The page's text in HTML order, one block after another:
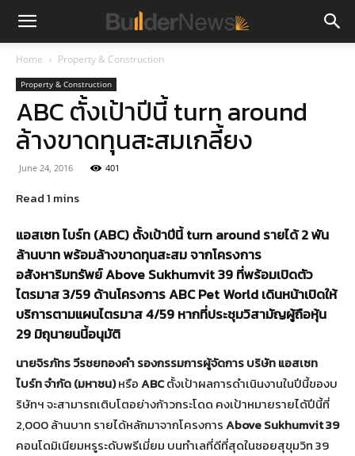
Home Property & Construction
Property & Construction
ABC ตั้งเป้าปีนี้ turn around
ล้างขาดทุนสะสมเกลี้ยง
June 24, 2016 401
แอสเซท ไบร์ท (ABC) ตั้งเป้าปีนี้ turn around รายได้ 2 พัน
ล้านบาท พร้อมล้างขาดทุนสะสม จากโครงการ
อสังหาริมทรัพย์ Above Sukhumvit 39 ที่พร้อมเปิดตัว
ไตรมาส 3/59 ด้านโครงการ ABC Pet World เดินหน้าเปิดให้
บริการตามแผนไตรมาส 4/59 หากที่ประชุมวิสามัญผู้ถือหุ้น
29 มิถุนายนนี้อนุมัติ
นายจิรภัทร วีรชยทองคำ รองกรรมการผู้จัดการ บริษัท แอสเซท
ไบร์ท จำกัด (มหาชน)หรือABCตั้งเป้าผลการดำเนินงานในปีนี้ของบ
ริษัทฯ จะสามารถเติบโตอย่างก้าวกระโดด คงเป้าหมายรายได้ปีนี้ที่
2,000 ล้านบาท รายได้หลักมาจากโครงการAbove Sukhumvit 39
คอนโดมิเนียมหรูระดับพรีเมี่ยม บนทำเลที่ดีที่สุดในซอยสุขุมวิท 39